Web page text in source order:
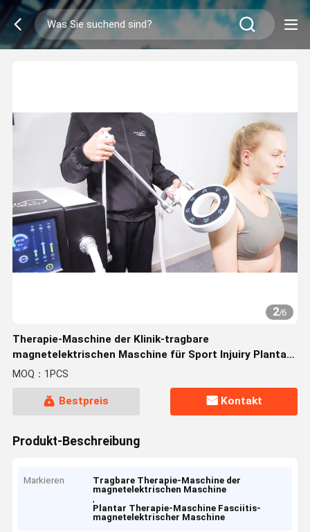
2/6
Therapie-Maschine der Klinik-tragbare
magnetelektrischen Maschine für Sport Injuiry Plantar
Fasciitis
MOQ：1PCS
Bestpreis Kontakt
Produkt-Beschreibung
Markieren
Tragbare Therapie-Maschine der
magnetelektrischen Maschine
,
Plantar Therapie-Maschine Fasciitis-
magnetelektrischer Maschine